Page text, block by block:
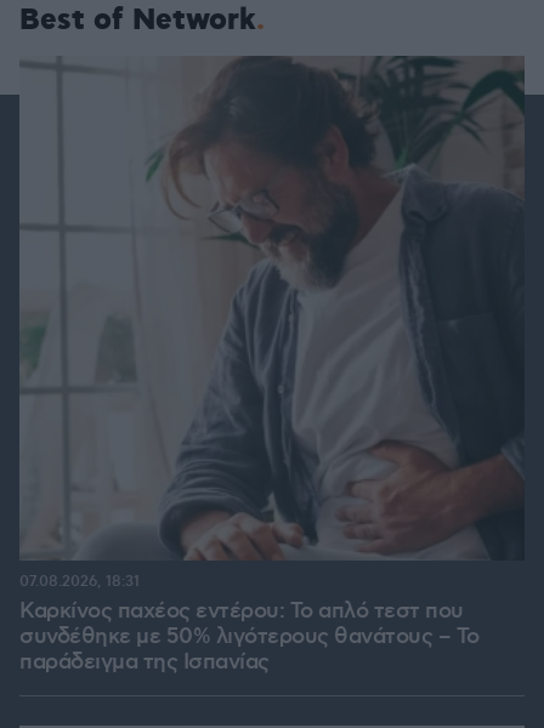
Best of Network
Καρκίνος παχέος εντέρου: Το απλό τεστ που
συνδέθηκε με 50% λιγότερους θανάτους – Το
παράδειγμα της Ισπανίας
07.08.2026, 18:31